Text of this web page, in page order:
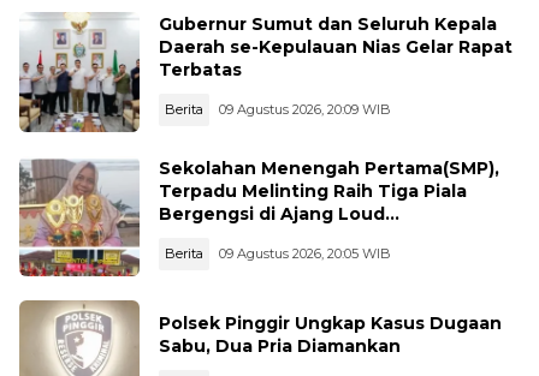
Gubernur Sumut dan Seluruh Kepala
Daerah se-Kepulauan Nias Gelar Rapat
Terbatas
Berita 09 Agustus 2026, 20:09 WIB
Sekolahan Menengah Pertama(SMP),
Terpadu Melinting Raih Tiga Piala
Bergengsi di Ajang Loud
Berita 09 Agustus 2026, 20:05 WIB
Polsek Pinggir Ungkap Kasus Dugaan
Sabu, Dua Pria Diamankan